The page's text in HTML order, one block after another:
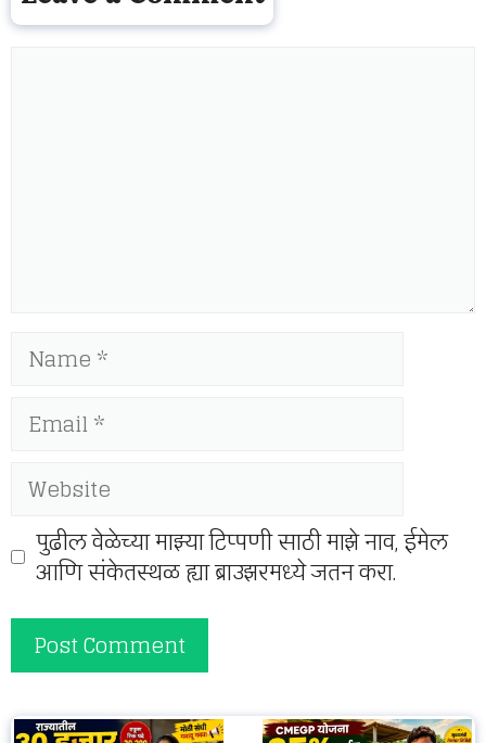
Name
Email
Website
पुढील वेळेच्या माझ्या टिप्पणी साठी माझे नाव, ईमेल
आणि संकेतस्थळ ह्या ब्राउझरमध्ये जतन करा.